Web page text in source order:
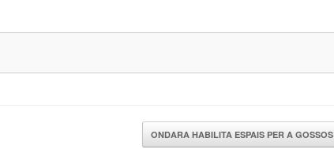
ONDARA HABILITA ESPAIS PER A GOSSOS